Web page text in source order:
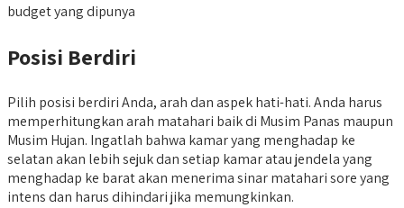
budget yang dipunya
Posisi Berdiri
Pilih posisi berdiri Anda, arah dan aspek hati-hati. Anda harus
memperhitungkan arah matahari baik di Musim Panas maupun
Musim Hujan. Ingatlah bahwa kamar yang menghadap ke
selatan akan lebih sejuk dan setiap kamar atau jendela yang
menghadap ke barat akan menerima sinar matahari sore yang
intens dan harus dihindari jika memungkinkan.